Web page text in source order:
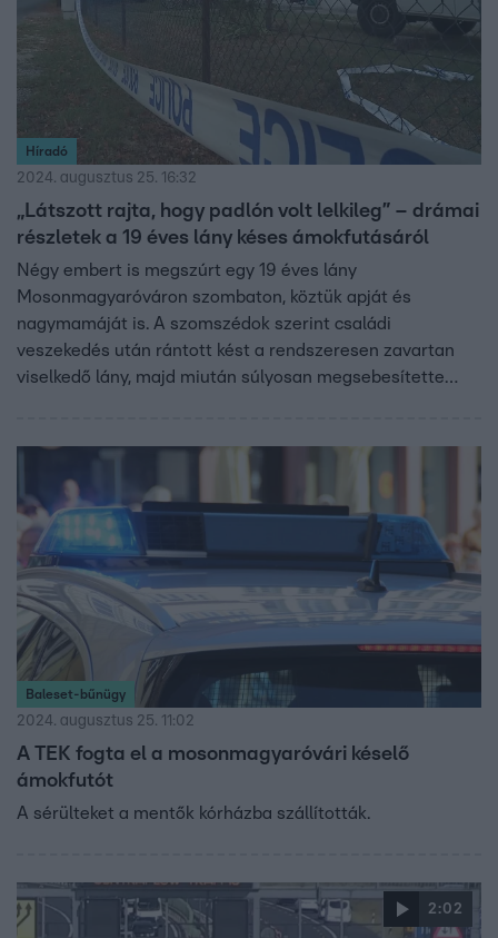
Híradó
2024. augusztus 25. 16:32
„Látszott rajta, hogy padlón volt lelkileg” – drámai
részletek a 19 éves lány késes ámokfutásáról
Négy embert is megszúrt egy 19 éves lány
Mosonmagyaróváron szombaton, köztük apját és
nagymamáját is. A szomszédok szerint családi
veszekedés után rántott kést a rendszeresen zavartan
viselkedő lány, majd miután súlyosan megsebesítette
le akarta fegyverezni. A lányt végül kommandósok fogták
el egy másik dohányboltban, aminek az ajtaját a
kimenekülő eladó zárta rá. Az ügyben a család egyik
ismerőse is nyilatkozott az RTL Híradónak, szerinte a lány
kábítószerezett, és gyógyszerfüggő is volt.
Baleset-bűnügy
2024. augusztus 25. 11:02
A TEK fogta el a mosonmagyaróvári késelő
ámokfutót
A sérülteket a mentők kórházba szállították.
2:02